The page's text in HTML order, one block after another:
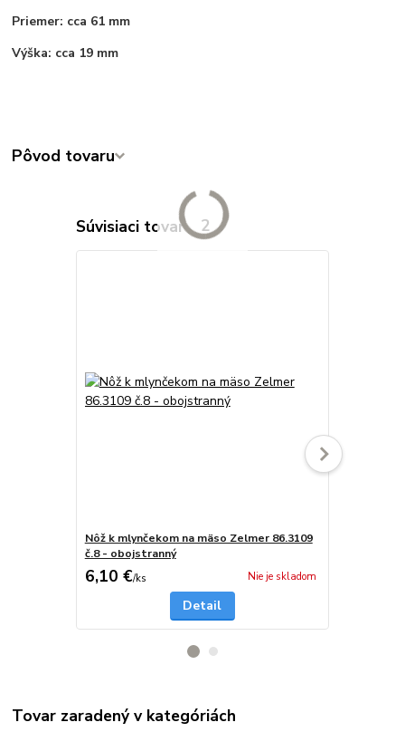
Priemer: cca 61 mm
Výška: cca 19 mm
Pôvod tovaru
Súvisiaci tovar 2
Nôž k mlynčekom na mäso Zelmer 86.3109
č.8 - obojstranný
6,10 €/ks Nie je skladom
Detail
Tovar zaradený v kategóriách